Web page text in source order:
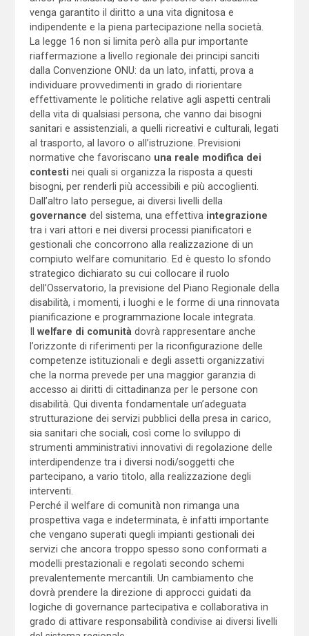
venga garantito il diritto a una vita dignitosa e
indipendente e la piena partecipazione nella società.
La legge 16 non si limita però alla pur importante
riaffermazione a livello regionale dei principi sanciti
dalla Convenzione ONU: da un lato, infatti, prova a
individuare provvedimenti in grado di riorientare
effettivamente le politiche relative agli aspetti centrali
della vita di qualsiasi persona, che vanno dai bisogni
sanitari e assistenziali, a quelli ricreativi e culturali, legati
al trasporto, al lavoro o all’istruzione. Previsioni
normative che favoriscano una reale modifica dei
contesti nei quali si organizza la risposta a questi
bisogni, per renderli più accessibili e più accoglienti.
Dall’altro lato persegue, ai diversi livelli della
governance del sistema, una effettiva integrazione
tra i vari attori e nei diversi processi pianificatori e
gestionali che concorrono alla realizzazione di un
compiuto welfare comunitario. Ed è questo lo sfondo
strategico dichiarato su cui collocare il ruolo
dell’Osservatorio, la previsione del Piano Regionale della
disabilità, i momenti, i luoghi e le forme di una rinnovata
pianificazione e programmazione locale integrata.
welfare di comunità dovrà rappresentare anche
l’orizzonte di riferimenti per la riconfigurazione delle
competenze istituzionali e degli assetti organizzativi
che la norma prevede per una maggior garanzia di
accesso ai diritti di cittadinanza per le persone con
disabilità. Qui diventa fondamentale un’adeguata
strutturazione dei servizi pubblici della presa in carico,
sia sanitari che sociali, così come lo sviluppo di
strumenti amministrativi innovativi di regolazione delle
interdipendenze tra i diversi nodi/soggetti che
partecipano, a vario titolo, alla realizzazione degli
interventi.
Perché il welfare di comunità non rimanga una
prospettiva vaga e indeterminata, è infatti importante
che vengano superati quegli impianti gestionali dei
servizi che ancora troppo spesso sono conformati a
modelli prestazionali e regolati secondo schemi
prevalentemente mercantili. Un cambiamento che
dovrà prendere la direzione di approcci guidati da
logiche di governance partecipativa e collaborativa in
grado di attivare responsabilità condivise ai diversi livelli